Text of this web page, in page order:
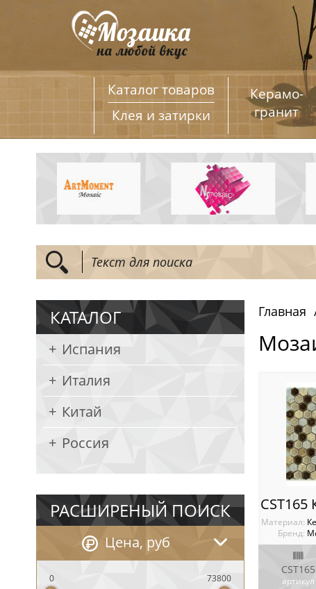
Каталог товаров
Клея и затирки
Керамо­
гранит
КАТАЛОГ
Испания
Италия
Китай
Россия
РАСШИРЕНЫЙ ПОИСК
Цена, руб
0 73800
Главная
Материал:
Бренд:
CST165
артикул